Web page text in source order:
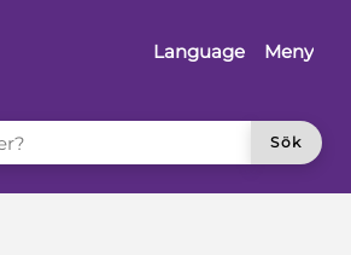
Language
Meny
Sök